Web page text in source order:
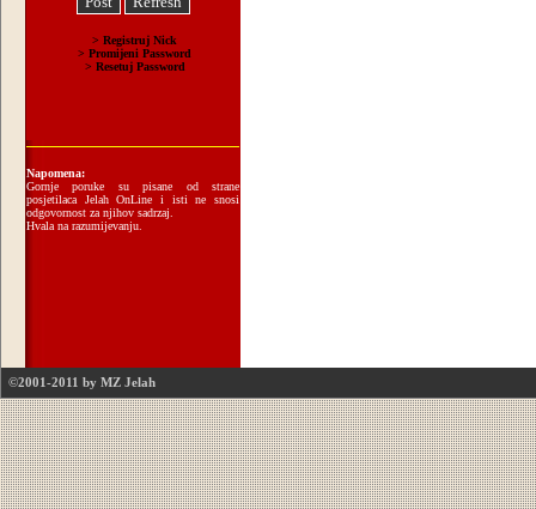
Napomena:
Gornje poruke su pisane od strane
posjetilaca Jelah OnLine i isti ne snosi
odgovornost za njihov sadrzaj.
Hvala na razumijevanju.
©2001-2011 by MZ Jelah